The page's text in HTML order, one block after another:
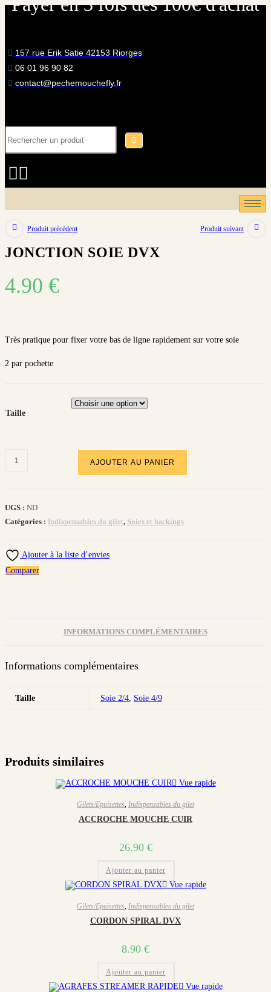
Skip
157 rue Erik Satie 42153 Riorges
06 01 96 90 82
contact@pechemouchefly.fr
Produit précédent Produit suivant
JONCTION SOIE DVX
4.90 €
Très pratique pour fixer votre bas de ligne rapidement sur votre soie
2 par pochette
Taille
quantité
DVX
AJOUTER AU PANIER
UGS : ND
Catégories : Indispensables du gilet, Soies et backings
Ajouter à la liste d’envies
Comparer
INFORMATIONS COMPLÉMENTAIRES
Informations complémentaires
Taille Soie 2/4, Soie 4/9
Produits similaires
Vue rapide
Gilets/Epuisettes, Indispensables du gilet
ACCROCHE MOUCHE CUIR
26.90 €
Ajouter au panier
Vue rapide
Gilets/Epuisettes, Indispensables du gilet
CORDON SPIRAL DVX
8.90 €
Ajouter au panier
Vue rapide